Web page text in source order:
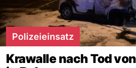
Polizeieinsatz
Krawalle nach Tod